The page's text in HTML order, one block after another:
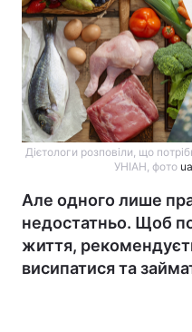
Дієтологи розповіли, що
УНІАН, фото
Але одного лише
недостатньо. Щоб
життя,
висипатися та